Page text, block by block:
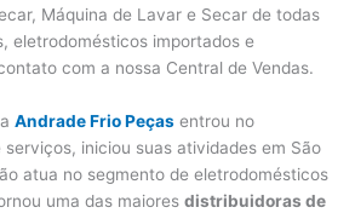
Máquina de Lavar e Secar de todas
eletrodomésticos importados e
com a nossa Central de Vendas.
aAndrade Frio Peças entrou no
serviços, iniciou suas atividades em São
atua no segmento de eletrodomésticos
uma das maioresdistribuidoras de